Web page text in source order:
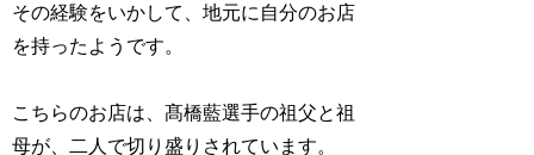
その経験をいかして、地元に自分のお店
を持ったようです。
こちらのお店は、髙橋藍選手の祖父と祖
母が、二人で切り盛りされています。